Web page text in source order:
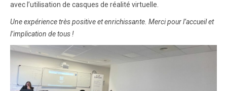
avec l’utilisation de casques de réalité virtuelle.
Une expérience très positive et enrichissante. Merci pour l’accueil et
l’implication de tous !